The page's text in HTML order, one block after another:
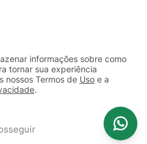
informações sobre como
tornar sua experiência
nossos Termos de Usoe a
.